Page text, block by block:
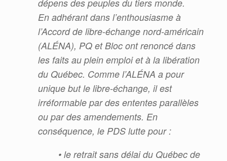
dépens des peuples du tiers monde.
En adhérant dans l’enthousiasme à
l’Accord de libre-échange nord-américain
(ALÉNA), PQ et Bloc ont renoncé dans
les faits au plein emploi et à la libération
du Québec. Comme l’ALÉNA a pour
unique but le libre-échange, il est
irréformable par des ententes parallèles
ou par des amendements. En
conséquence, le PDS lutte pour :
• le retrait sans délai du Québec de